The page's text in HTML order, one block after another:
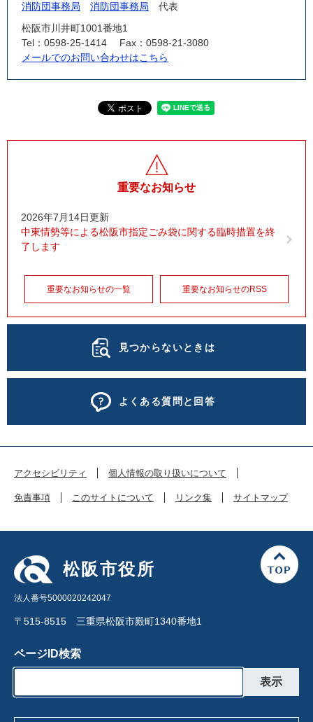
消防団事務局 消防団事務局
代表
松阪市川井町1001番地1
Tel：0598-25-1414
Fax：0598-21-3080
メールでのお問い合わせはこちら
重要なお知らせ
2026年7月14日更新
中東情勢等による松阪市指定ごみ袋に関する臨時措置を終
了します
重要なお知らせの一覧 重要なお知らせのRSS
見つからないときは
よくある質問と回答
アクセシビリティ 個人情報の取り扱いについて
免責事項 このサイトについて リンク集 サイトマップ
松阪市役所
法人番号5000020242047
〒515-8515 三重県松阪市殿町1340番地1
ページID検索